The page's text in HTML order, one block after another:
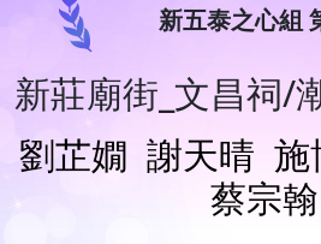
新五泰之心組
新莊廟街_文昌祠/
劉芷嫺 謝天晴 施
蔡宗翰